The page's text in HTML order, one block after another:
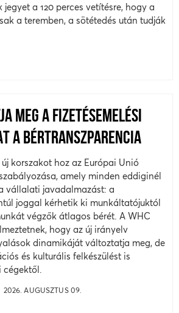
a 120 perces vetítésre, hogy a
a teremben, a sötétedés után tudják
MEG A FIZETÉSEMELÉSI
A BÉRTRANSZPARENCIA
korszakot hoz az Európai Unió
amely minden eddiginél
vállalati javadalmazást: a
joggal kérhetik ki munkáltatójuktól
végzők átlagos bérét. A WHC
hogy az új irányelv
dinamikáját változtatja meg, de
és kulturális felkészülést is
2026. AUGUSZTUS 09.